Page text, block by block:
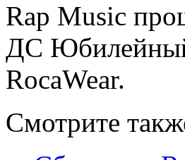
Rap Music
ДС
RocaWear.
Смотрите